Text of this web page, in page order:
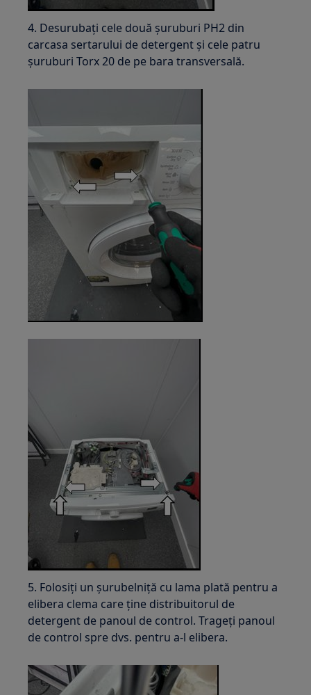
4. Desurubați cele două șuruburi PH2 din
carcasa sertarului de detergent și cele patru
șuruburi Torx 20 de pe bara transversală.
5. Folosiți un șurubelniță cu lama plată pentru a
elibera clema care ține distribuitorul de
detergent de panoul de control. Trageți panoul
de control spre dvs. pentru a-l elibera.